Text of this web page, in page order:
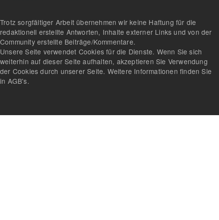
Trotz sorgfältiger Arbeit übernehmen wir keine Haftung für die
redaktionell erstellte Antworten, Inhalte externer Links und von der
Community erstellte Beiträge/Kommentare.
Unsere Seite verwendet Cookies für die Dienste. Wenn Sie sich
weiterhin auf dieser Seite aufhalten, akzeptieren Sie Verwendung
der Cookies durch unserer Seite. Weitere Informationen finden Sie
in AGB's.